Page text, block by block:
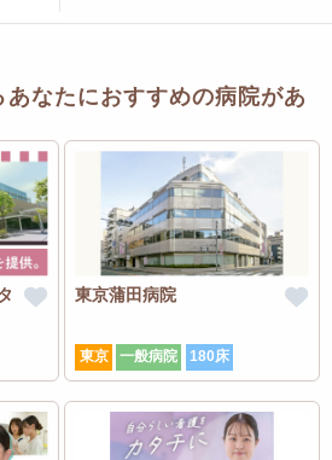
なたにおすすめの病院があ
東京蒲田病院
東京 一般病院 180床